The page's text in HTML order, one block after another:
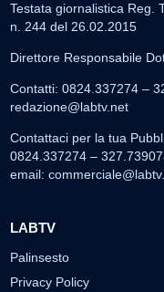
Testata giornalistica Reg.
n. 244 del 26.02.2015
Direttore Responsabile
Contatti: 0824.337274 –
redazione@labtv.net
Contattaci per la tua
0824.337274 –
email:
LABTV
Palinsesto
Privacy Policy